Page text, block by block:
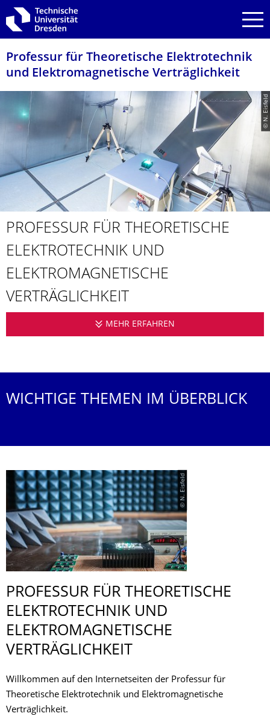
Zur Hauptnavigation springen
Zur Suche springen
Zum Inhalt springen
Professur für Theoretische Elektrotechnik
und Elektromagnetische Verträglichkeit
© N. Eisfeld
PROFESSUR FÜR THEORETISCHE
ELEKTROTECH­NIK UND
ELEKTROMAGNE­TISCHE
VERTRÄGLICH­KEIT
MEHR ERFAHREN
WICHTIGE THEMEN IM ÜBERBLICK
© N. Eisfeld
PROFESSUR FÜR THEORETISCHE
ELEKTROTECHNIK UND
ELEKTROMAGNETI­SCHE
VERTRÄGLICHKEIT
Willkommen auf den Internetseiten der Professur für
Theoretische Elektrotechnik und Elektromagnetische
Verträglichkeit.